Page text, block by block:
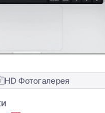
HD Фотогалерея